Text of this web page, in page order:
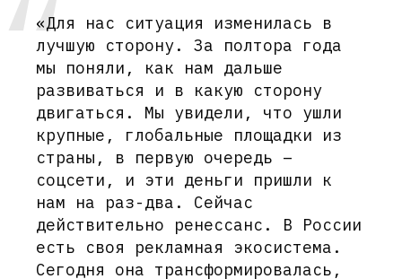
«Для нас ситуация изменилась в
лучшую сторону. За полтора года
мы поняли, как нам дальше
развиваться и в какую сторону
двигаться. Мы увидели, что ушли
крупные, глобальные площадки из
страны, в первую очередь –
соцсети, и эти деньги пришли к
нам на раз-два. Сейчас
действительно ренессанс. В России
есть своя рекламная экосистема.
Сегодня она трансформировалась,